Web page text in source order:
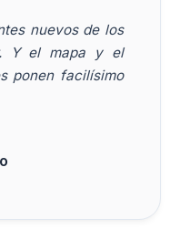
nuevos de los
Y el mapa y el
ponen facilísimo